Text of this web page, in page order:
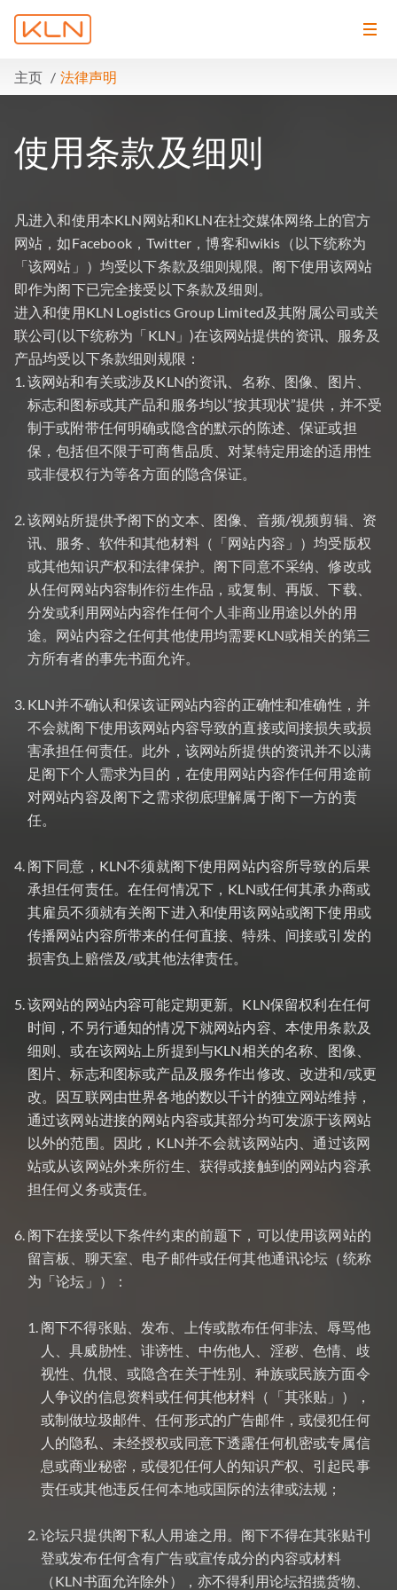
主页 法律声明
使用条款及细则
凡进入和使用本KLN网站和KLN在社交媒体网络上的官方
网站，如Facebook，Twitter，博客和wikis（以下统称为
「该网站」）均受以下条款及细则规限。阁下使用该网站
即作为阁下已完全接受以下条款及细则。
进入和使用KLN Logistics Group Limited及其附属公司或关
联公司(以下统称为「KLN」)在该网站提供的资讯、服务及
产品均受以下条款细则规限：
该网站和有关或涉及KLN的资讯、名称、图像、图片、
标志和图标或其产品和服务均以“按其现状”提供，并不受
制于或附带任何明确或隐含的默示的陈述、保证或担
保，包括但不限于可商售品质、对某特定用途的适用性
或非侵权行为等各方面的隐含保证。
该网站所提供予阁下的文本、图像、音频/视频剪辑、资
讯、服务、软件和其他材料（「网站内容」）均受版权
或其他知识产权和法律保护。阁下同意不采纳、修改或
从任何网站内容制作衍生作品，或复制、再版、下载、
分发或利用网站内容作任何个人非商业用途以外的用
途。网站内容之任何其他使用均需要KLN或相关的第三
方所有者的事先书面允许。
KLN并不确认和保该证网站内容的正确性和准确性，并
不会就阁下使用该网站内容导致的直接或间接损失或损
害承担任何责任。此外，该网站所提供的资讯并不以满
足阁下个人需求为目的，在使用网站内容作任何用途前
对网站内容及阁下之需求彻底理解属于阁下一方的责
任。
阁下同意，KLN不须就阁下使用网站内容所导致的后果
承担任何责任。在任何情况下，KLN或任何其承办商或
其雇员不须就有关阁下进入和使用该网站或阁下使用或
传播网站内容所带来的任何直接、特殊、间接或引发的
损害负上赔偿及/或其他法律责任。
该网站的网站内容可能定期更新。KLN保留权利在任何
时间，不另行通知的情况下就网站内容、本使用条款及
细则、或在该网站上所提到与KLN相关的名称、图像、
图片、标志和图标或产品及服务作出修改、改进和/或更
改。因互联网由世界各地的数以千计的独立网站维持，
通过该网站进接的网站内容或其部分均可发源于该网站
以外的范围。因此，KLN并不会就该网站内、通过该网
站或从该网站外来所衍生、获得或接触到的网站内容承
担任何义务或责任。
阁下在接受以下条件约束的前题下，可以使用该网站的
留言板、聊天室、电子邮件或任何其他通讯论坛（统称
为「论坛」）：
阁下不得张贴、发布、上传或散布任何非法、辱骂他
人、具威胁性、诽谤性、中伤他人、淫秽、色情、歧
视性、仇恨、或隐含在关于性别、种族或民族方面令
人争议的信息资料或任何其他材料（「其张贴」），
或制做垃圾邮件、任何形式的广告邮件，或侵犯任何
人的隐私、未经授权或同意下透露任何机密或专属信
息或商业秘密，或侵犯任何人的知识产权、引起民事
责任或其他违反任何本地或国际的法律或法规；
论坛只提供阁下私人用途之用。阁下不得在其张贴刊
登或发布任何含有广告或宣传成分的内容或材料
（KLN书面允许除外），亦不得利用论坛招揽货物、